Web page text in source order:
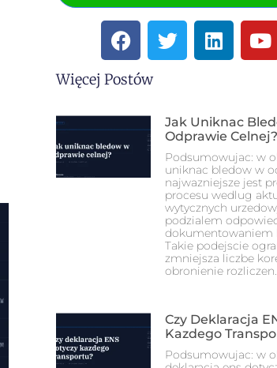
Więcej Postów
Jak Uniknac
Odprawie Celnej?
Podsumowujac: w
uniknac bledow w
najwazniejsze jest
procesu wedlug
wytycznych
podzialem
dokumentowaniem
Takie podejscie
zmniejsza liczbe
obronienie
Czy Deklaracja
Kazdego
Podsumowujac: w